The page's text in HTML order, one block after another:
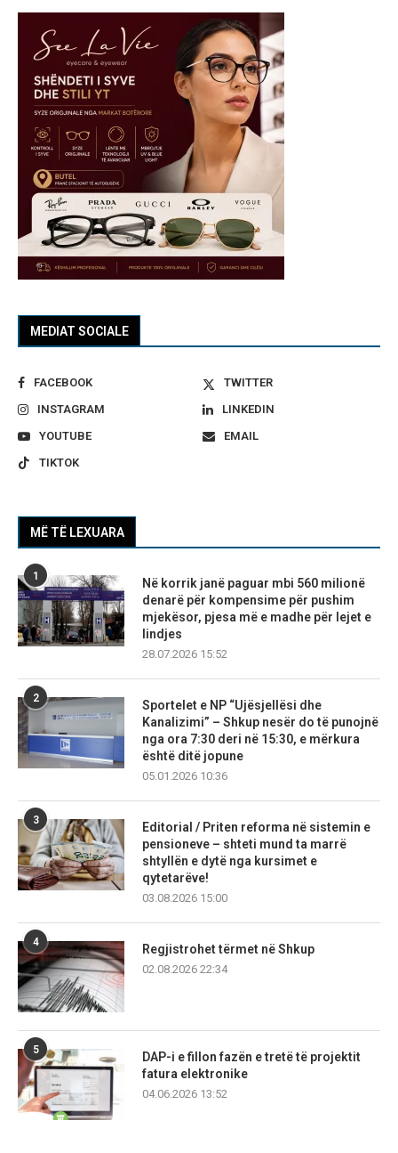
MEDIAT SOCIALE
FACEBOOK
TWITTER
INSTAGRAM
LINKEDIN
YOUTUBE
EMAIL
TIKTOK
MË TË LEXUARA
1
Në korrik janë paguar mbi 560 milionë
denarë për kompensime për pushim
mjekësor, pjesa më e madhe për lejet e
lindjes
28.07.2026 15:52
2
Sportelet e NP “Ujësjellësi dhe
Kanalizimi” – Shkup nesër do të punojnë
nga ora 7:30 deri në 15:30, e mërkura
është ditë jopune
05.01.2026 10:36
3
Editorial / Priten reforma në sistemin e
pensioneve – shteti mund ta marrë
shtyllën e dytë nga kursimet e
qytetarëve!
03.08.2026 15:00
4
Regjistrohet tërmet në Shkup
02.08.2026 22:34
5
DAP-i e fillon fazën e tretë të projektit
fatura elektronike
04.06.2026 13:52